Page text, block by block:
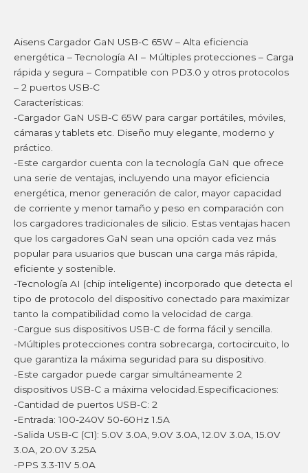
Aisens Cargador GaN USB-C 65W – Alta eficiencia
energética – Tecnología AI – Múltiples protecciones – Carga
rápida y segura – Compatible con PD3.0 y otros protocolos
– 2 puertos USB-C
Características:
-Cargador GaN USB-C 65W para cargar portátiles, móviles,
cámaras y tablets etc. Diseño muy elegante, moderno y
práctico.
-Este cargardor cuenta con la tecnología GaN que ofrece
una serie de ventajas, incluyendo una mayor eficiencia
energética, menor generación de calor, mayor capacidad
de corriente y menor tamaño y peso en comparación con
los cargadores tradicionales de silicio. Estas ventajas hacen
que los cargadores GaN sean una opción cada vez más
popular para usuarios que buscan una carga más rápida,
eficiente y sostenible.
-Tecnología AI (chip inteligente) incorporado que detecta el
tipo de protocolo del dispositivo conectado para maximizar
tanto la compatibilidad como la velocidad de carga.
-Cargue sus dispositivos USB-C de forma fácil y sencilla.
-Múltiples protecciones contra sobrecarga, cortocircuito, lo
que garantiza la máxima seguridad para su dispositivo.
-Este cargador puede cargar simultáneamente 2
dispositivos USB-C a máxima velocidad.Especificaciones:
-Cantidad de puertos USB-C: 2
-Entrada: 100-240V 50-60Hz 1.5A
-Salida USB-C (C1): 5.0V 3.0A, 9.0V 3.0A, 12.0V 3.0A, 15.0V
3.0A, 20.0V 3.25A
-PPS 3.3-11V 5.0A